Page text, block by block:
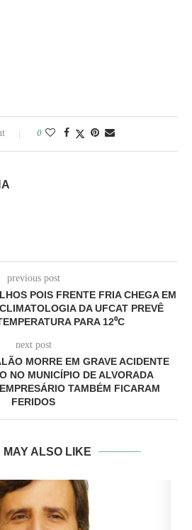
0
previous post
POIS FRENTE FRIA CHEGA EM
DA UFCAT PREVÊ
PARA 12⁰C
next post
MORRE EM GRAVE ACIDENTE
NO MUNICÍPIO DE ALVORADA
TAMBÉM FICARAM
FERIDOS
MAY ALSO LIKE